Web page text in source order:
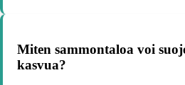
Miten sammontaloa voi
kasvua?